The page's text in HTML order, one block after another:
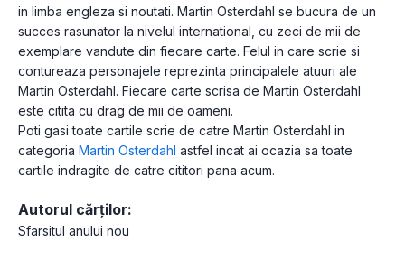
in limba engleza si noutati. Martin Osterdahl se bucura de un
succes rasunator la nivelul international, cu zeci de mii de
exemplare vandute din fiecare carte. Felul in care scrie si
contureaza personajele reprezinta principalele atuuri ale
Martin Osterdahl. Fiecare carte scrisa de Martin Osterdahl
este citita cu drag de mii de oameni.
Poti gasi toate cartile scrie de catre Martin Osterdahl in
categoria Martin Osterdahl astfel incat ai ocazia sa toate
cartile indragite de catre cititori pana acum.
Autorul cărților:
Sfarsitul anului nou